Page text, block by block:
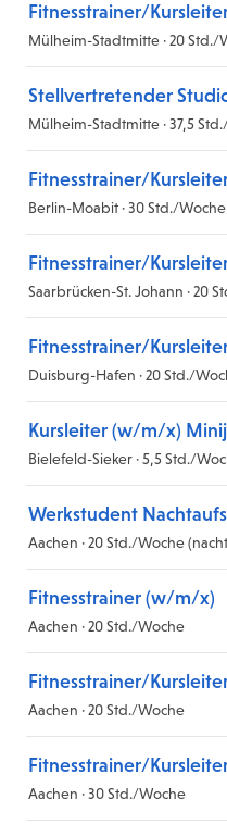
Fitnesstrainer/
Mülheim-Stadtmitte · 20 Std./
Stellvertretender
Mülheim-Stadtmitte · 37,5
Fitnesstrainer/
Berlin-Moabit · 30 Std./Woche
Fitnesstrainer/
Saarbrücken-St. Johann · 20
Fitnesstrainer/
Duisburg-Hafen · 20 Std./
Kursleiter (w/m/x)
Bielefeld-Sieker · 5,5 Std./
Werkstudent
Aachen · 20 Std./Woche
Fitnesstrainer (w/m/x)
Aachen · 20 Std./Woche
Fitnesstrainer/
Aachen · 20 Std./Woche
Fitnesstrainer/
Aachen · 30 Std./Woche